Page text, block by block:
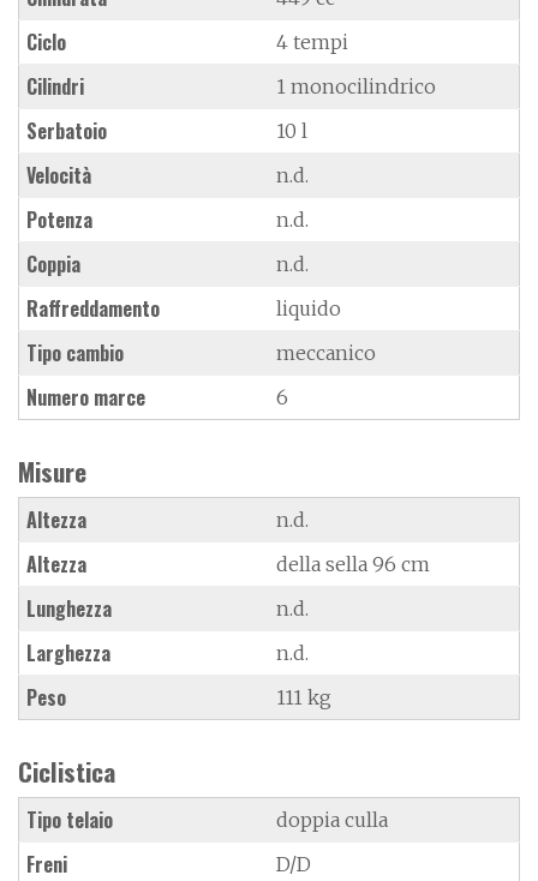
Ciclo 4 tempi
Cilindri 1 monocilindrico
Serbatoio 10 l
Velocità n.d.
Potenza n.d.
Coppia n.d.
Raffreddamento liquido
Tipo cambio meccanico
Numero marce 6
Misure
Altezza n.d.
Altezza della sella 96 cm
Lunghezza n.d.
Larghezza n.d.
Peso 111 kg
Ciclistica
Tipo telaio doppia culla
Freni D/D